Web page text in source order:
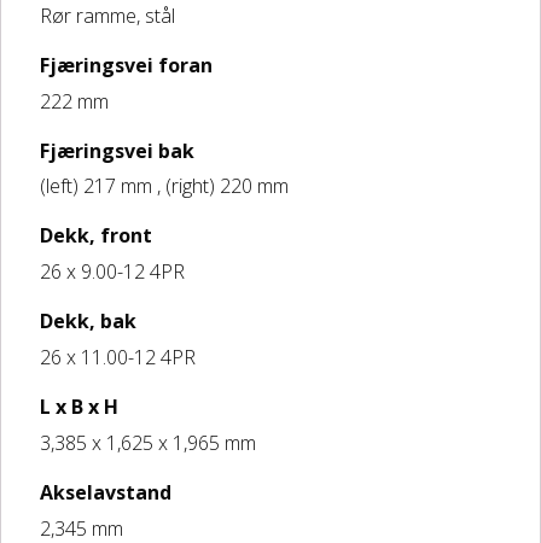
Rør ramme, stål
Fjæringsvei foran
222 mm
Fjæringsvei bak
(left) 217 mm , (right) 220 mm
Dekk, front
26 x 9.00-12 4PR
Dekk, bak
26 x 11.00-12 4PR
L x B x H
3,385 x 1,625 x 1,965 mm
Akselavstand
2,345 mm